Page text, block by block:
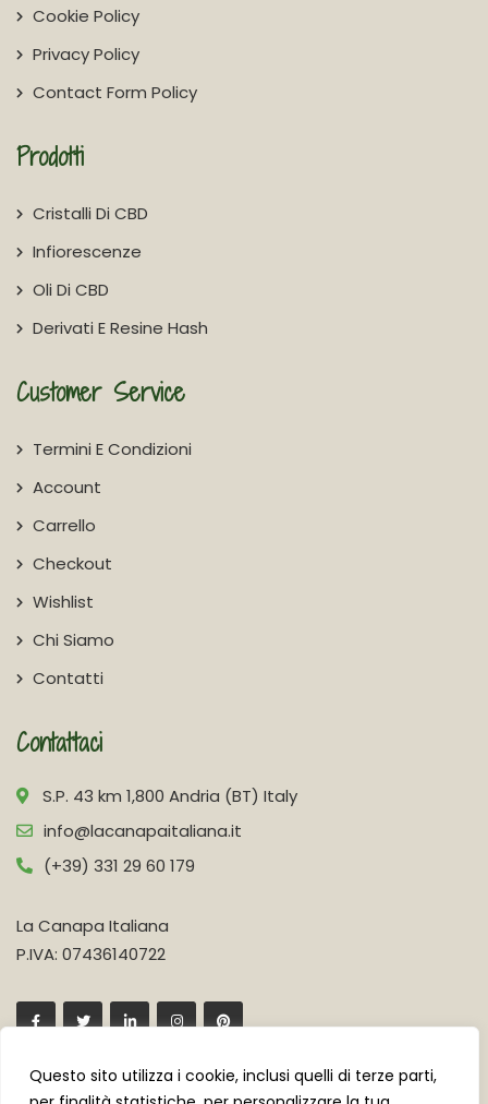
Questo sito utilizza i cookie, inclusi quelli di terze parti,
Cookie Policy
Privacy Policy
Contact Form Policy
Prodotti
Cristalli Di CBD
Infiorescenze
Oli Di CBD
Derivati E Resine Hash
Customer Service
Termini E Condizioni
Account
Carrello
Checkout
Wishlist
Chi Siamo
Contatti
Contattaci
S.P. 43 km 1,800 Andria (BT) Italy
info@lacanapaitaliana.it
(+39) 331 29 60 179
La Canapa Italiana
P.IVA: 07436140722